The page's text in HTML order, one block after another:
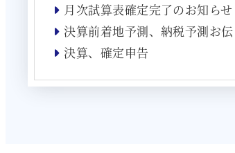
月次試算表確定完了のお知らせ
決算前着地予測、納税予測お
決算、確定申告